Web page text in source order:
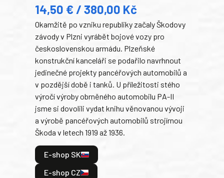
14,50 € / 380,00 Kč
Okamžitě po vzniku republiky začaly Škodovy
závody v Plzni vyrábět bojové vozy pro
československou armádu. Plzeňské
konstrukční kanceláři se podařilo navrhnout
jedinečné projekty pancéřových automobilů a
v pozdější době i tanků. U příležitosti stého
výročí výroby obrněného automobilu PA-II
jsme si dovolili vydat knihu věnovanou vývoji
a výrobě pancéřových automobilů strojírnou
Škoda v letech 1919 až 1936.
E-shop SK
E-shop CZ